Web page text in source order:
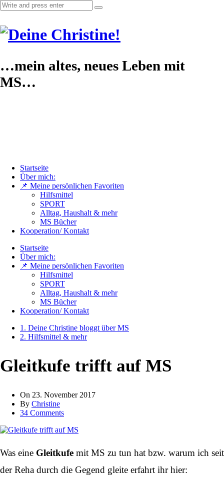
…mein altes, neues Leben mit
MS…
Startseite
Über mich:
📌 Meine persönlichen Favoriten
Hilfsmittel
SPORT
Alltag, Haushalt & mehr
MS Bücher
Kooperation/ Kontakt
Startseite
Über mich:
📌 Meine persönlichen Favoriten
Hilfsmittel
SPORT
Alltag, Haushalt & mehr
MS Bücher
Kooperation/ Kontakt
1. Deine Christine bloggt über MS
2. Hilfsmittel & mehr
Gleitkufe trifft auf MS
On 23. November 2017
By Christine
34 Comments
Was eine Gleitkufe mit MS zu tun hat bzw. warum ich seit
der Reha durch die Gegend gleite erfahrt ihr hier: